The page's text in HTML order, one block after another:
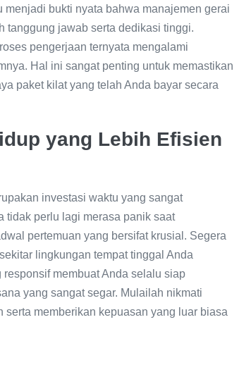
bukti nyata bahwa manajemen gerai
tanggung jawab serta dedikasi tinggi.
pengerjaan ternyata mengalami
Hal ini sangat penting untuk memastikan
paket kilat yang telah Anda bayar secara
yang Lebih Efisien
investasi waktu yang sangat
tidak perlu lagi merasa panik saat
pertemuan yang bersifat krusial. Segera
lingkungan tempat tinggal Anda
membuat Anda selalu siap
yang sangat segar. Mulailah nikmati
memberikan kepuasan yang luar biasa